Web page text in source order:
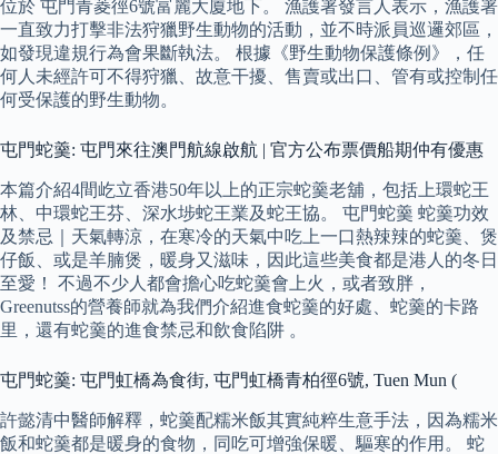
位於 屯門青菱徑6號富麗大廈地下。 漁護署發言人表示，漁護署
一直致力打擊非法狩獵野生動物的活動，並不時派員巡邏郊區，
如發現違規行為會果斷執法。 根據《野生動物保護條例》，任
何人未經許可不得狩獵、故意干擾、售賣或出口、管有或控制任
何受保護的野生動物。
屯門蛇羹: 屯門來往澳門航線啟航 | 官方公布票價船期仲有優惠
本篇介紹4間屹立香港50年以上的正宗蛇羹老舖，包括上環蛇王
林、中環蛇王芬、深水埗蛇王業及蛇王協。 屯門蛇羹 蛇羹功效
及禁忌｜天氣轉涼，在寒冷的天氣中吃上一口熱辣辣的蛇羹、煲
仔飯、或是羊腩煲，暖身又滋味，因此這些美食都是港人的冬日
至愛！ 不過不少人都會擔心吃蛇羹會上火，或者致胖，
Greenutss的營養師就為我們介紹進食蛇羹的好處、蛇羹的卡路
里，還有蛇羹的進食禁忌和飲食陷阱 。
屯門蛇羹: 屯門虹橋為食街, 屯門虹橋青柏徑6號, Tuen Mun (
許懿清中醫師解釋，蛇羹配糯米飯其實純粹生意手法，因為糯米
飯和蛇羹都是暖身的食物，同吃可增強保暖、驅寒的作用。 蛇